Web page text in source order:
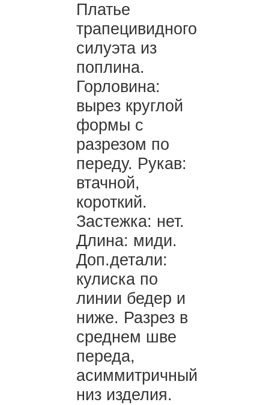
Платье
трапецивидного
силуэта из
поплина.
Горловина:
вырез круглой
формы с
разрезом по
переду. Рукав:
втачной,
короткий.
Застежка: нет.
Длина: миди.
Доп.детали:
кулиска по
линии бедер и
ниже. Разрез в
среднем шве
переда,
асиммитричный
низ изделия.